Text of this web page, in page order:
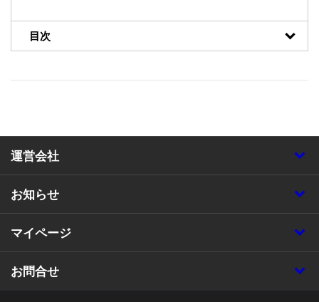
目次
運営会社
お知らせ
マイページ
お問合せ